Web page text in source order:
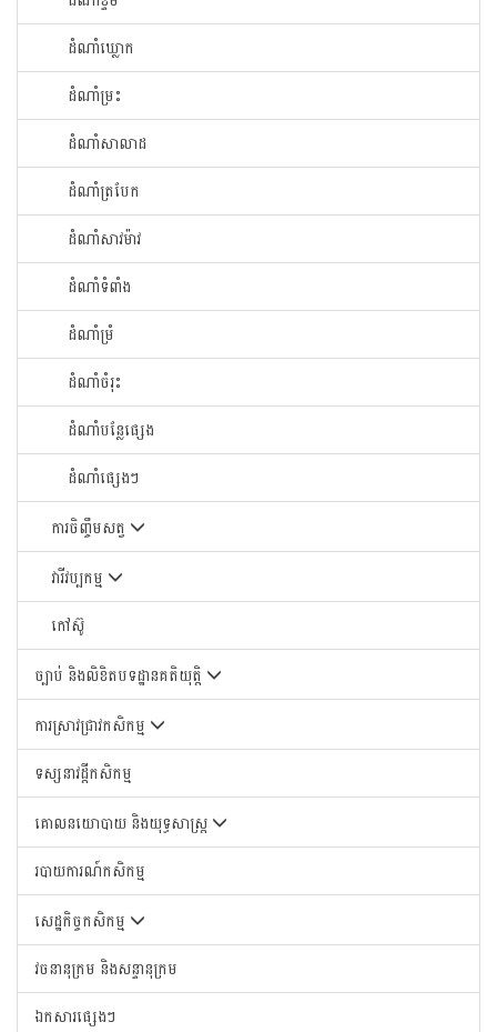
ដំណាំឃ្លោក
ដំណាំម្រះ
ដំណាំសាលាដ
ដំណាំត្របែក
ដំណាំសាវម៉ាវ
ដំណាំទំពាំង
ដំណាំម្រំ
ដំណាំចំរុះ
ដំណាំបន្លែផ្សេង
ដំណាំផ្សេងៗ
ការចិញ្ចឹមសត្វ
វារីវប្បកម្ម
កៅស៊ូ
ច្បាប់ និងលិខិតបទដ្ឋានគតិយុត្តិ
ការស្រាវជ្រាវកសិកម្ម
ទស្សនាវដ្តីកសិកម្ម
គោលនយោបាយ និងយុទ្ធសាស្រ្ត
របាយការណ៍កសិកម្ម
សេដ្ឋកិច្ចកសិកម្ម
វចនានុក្រម និងសន្ទានុក្រម
ឯកសារផ្សេងៗ